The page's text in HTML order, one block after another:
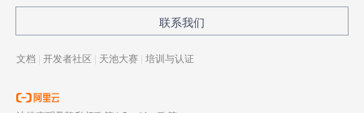
联系我们
文档 | 开发者社区 | 天池大赛 | 培训与认证